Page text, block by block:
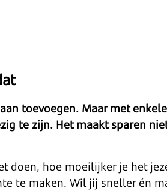
toevoegen. Maar met
te zijn. Het maakt sparen
doen, hoe moeilijker je het
te maken. Wil jij sneller én